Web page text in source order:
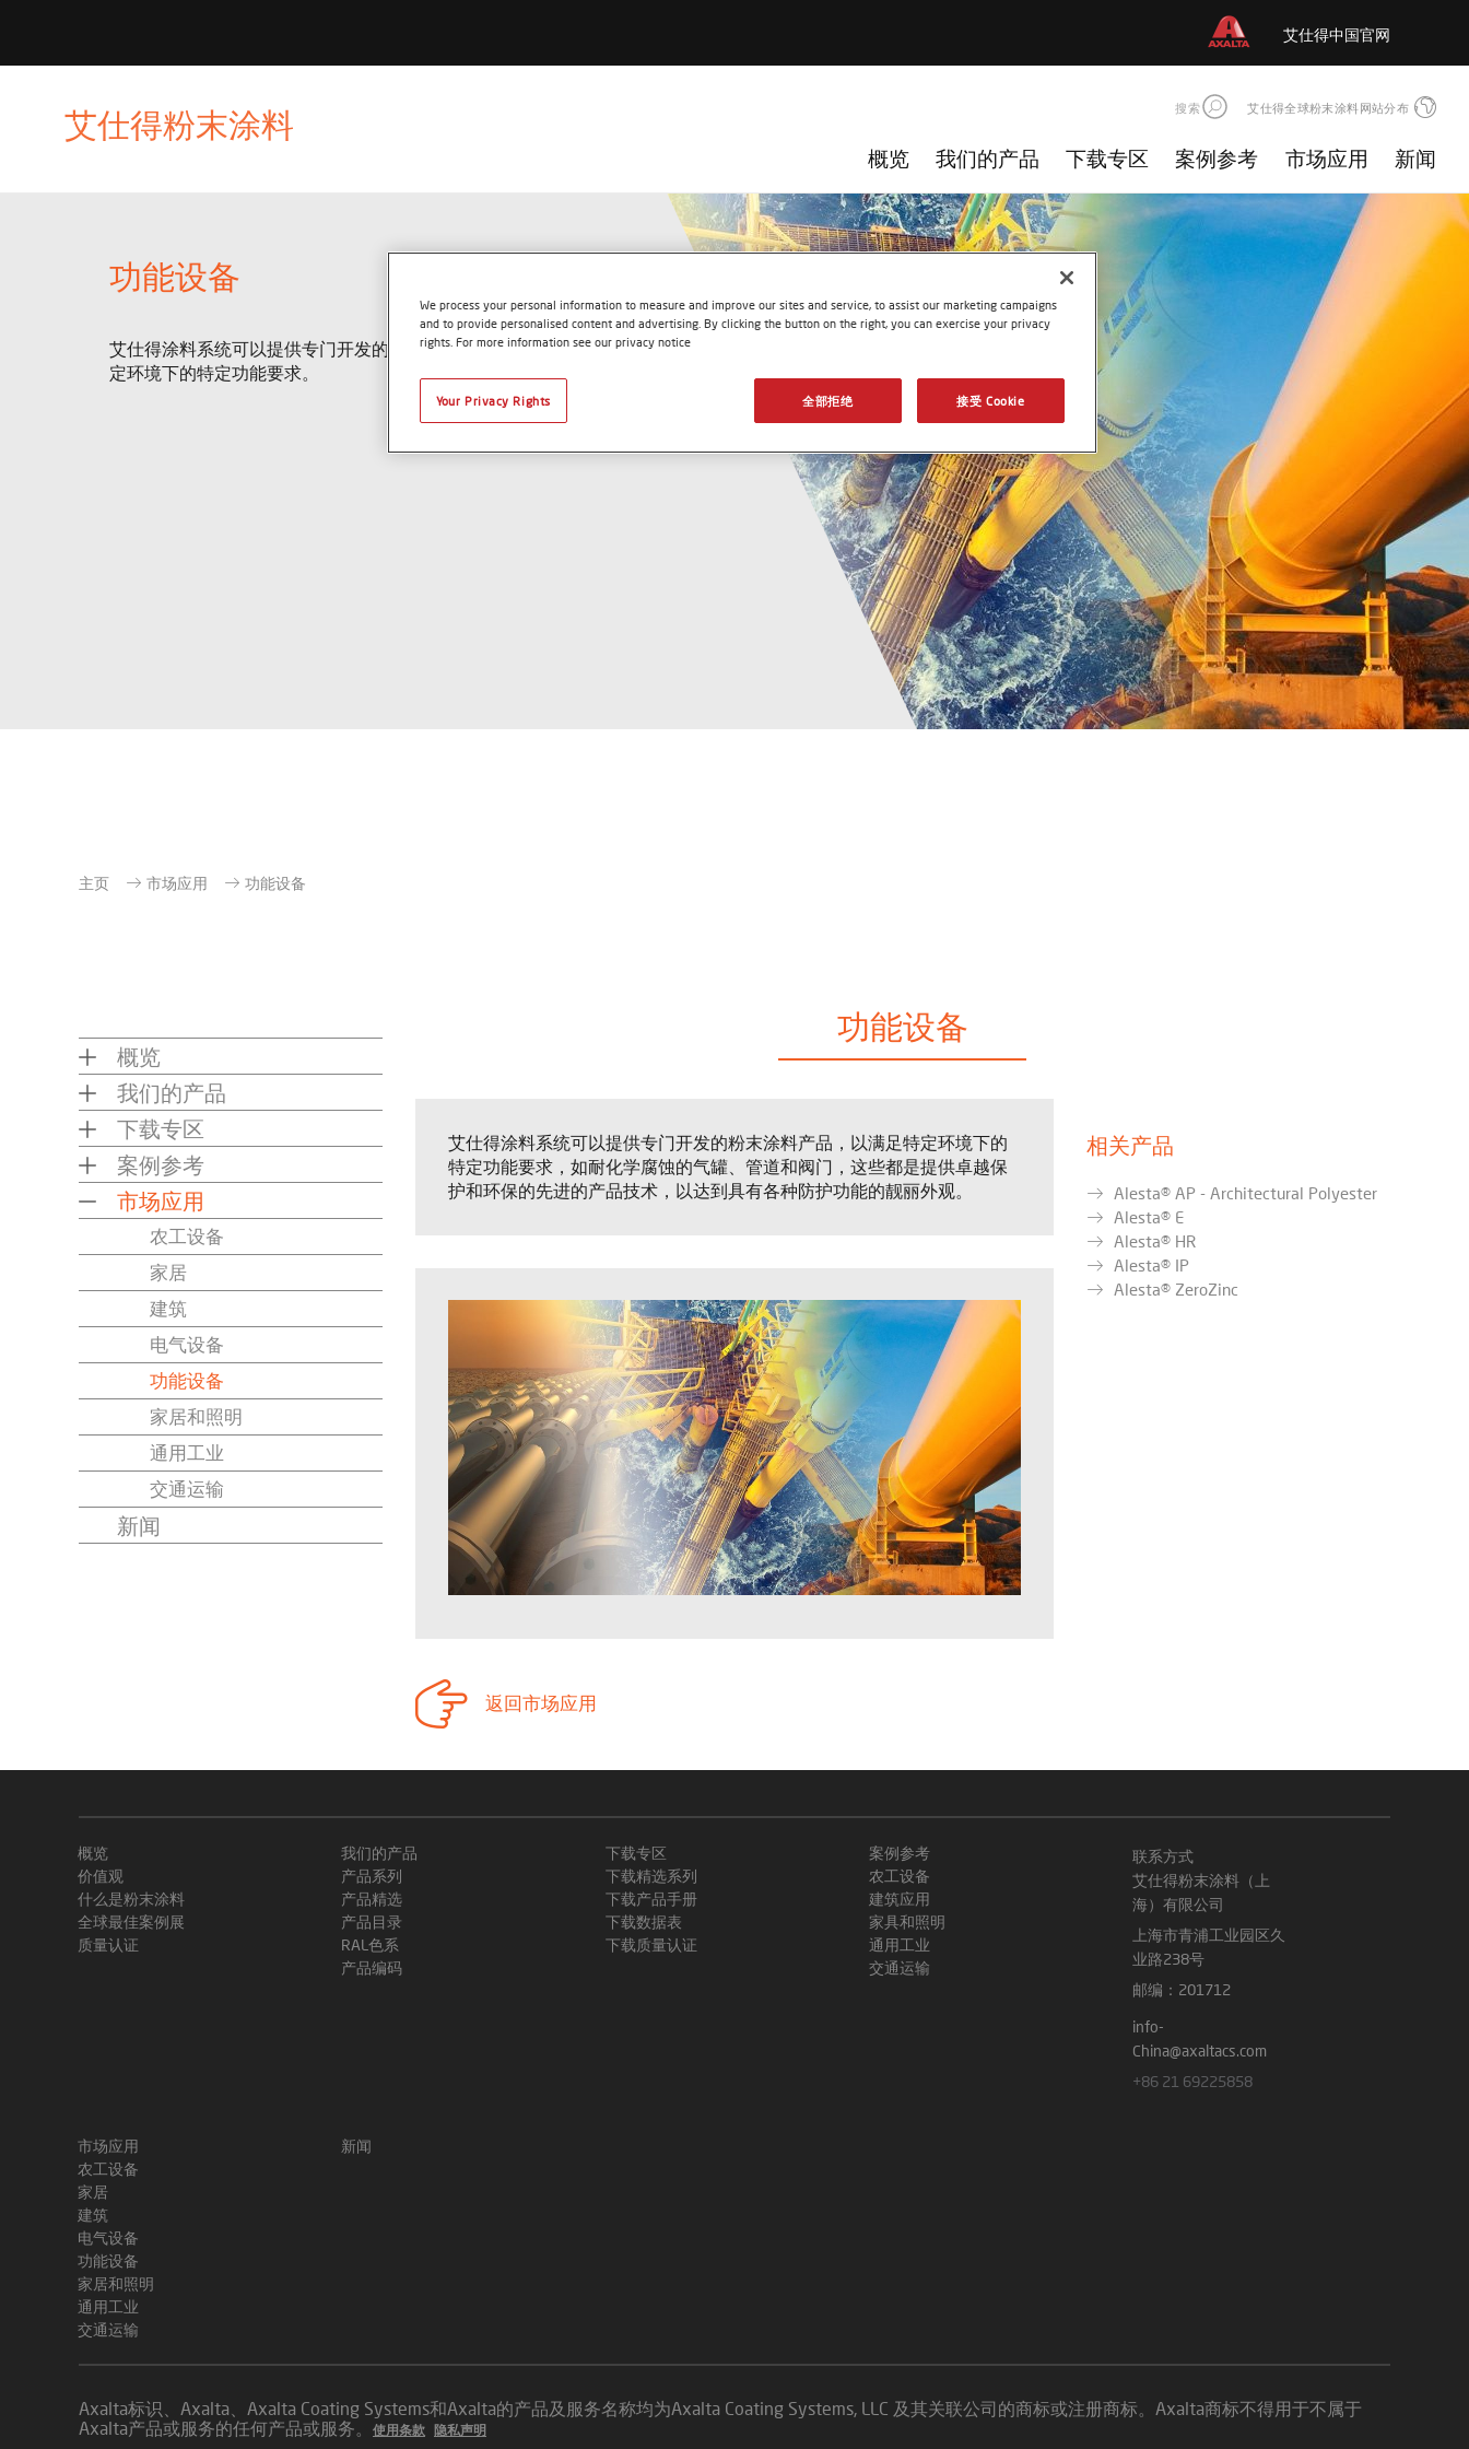
艾仕得中国官网
艾仕得粉末涂料 搜索 艾仕得全球粉末涂料网站分布
概览 我们的产品 下载专区 案例参考 市场应用 新闻
功能设备
艾仕得涂料系统可以提供专门开发的粉末涂料产品，以满足特
定环境下的特定功能要求。
主页 市场应用 功能设备
概览
我们的产品
下载专区
案例参考
市场应用
农工设备
家居
建筑
电气设备
功能设备
家居和照明
通用工业
交通运输
新闻
功能设备
艾仕得涂料系统可以提供专门开发的粉末涂料产品，以满足特定环境下的
特定功能要求，如耐化学腐蚀的气罐、管道和阀门，这些都是提供卓越保
护和环保的先进的产品技术，以达到具有各种防护功能的靓丽外观。
返回市场应用
相关产品
Alesta® AP - Architectural Polyester
Alesta® E
Alesta® HR
Alesta® IP
Alesta® ZeroZinc
概览
价值观
什么是粉末涂料
全球最佳案例展
质量认证
我们的产品
产品系列
产品精选
产品目录
RAL色系
产品编码
下载专区
下载精选系列
下载产品手册
下载数据表
下载质量认证
案例参考
农工设备
建筑应用
家具和照明
通用工业
交通运输
市场应用
农工设备
家居
建筑
电气设备
功能设备
家居和照明
通用工业
交通运输
新闻
联系方式
艾仕得粉末涂料（上
海）有限公司
上海市青浦工业园区久
业路238号
邮编：201712
info-
China@axaltacs.com
+86 21 69225858
Axalta标识、Axalta、Axalta Coating Systems和Axalta的产品及服务名称均为Axalta Coating Systems, LLC 及其关联公司的商标或注册商标。Axalta商标不得用于不属于
Axalta产品或服务的任何产品或服务。
使用条款 隐私声明
We process your personal information to measure and improve our sites and service, to assist our marketing campaigns
and to provide personalised content and advertising. By clicking the button on the right, you can exercise your privacy
rights. For more information see our privacy notice
全部拒绝 接受 Cookie
Your Privacy Rights